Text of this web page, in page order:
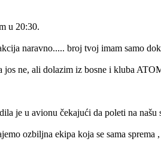
u 20:30.
naravno..... broj tvoj imam samo
jos ne, ali dolazim iz bosne i kluba
je u avionu čekajući da poleti na
ozbiljna ekipa koja se sama